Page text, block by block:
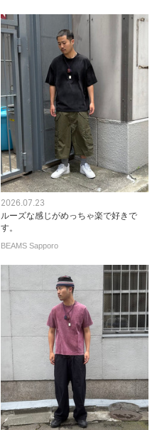
2026.07.23
ルーズな感じがめっちゃ楽で好きで
す。
BEAMS Sapporo